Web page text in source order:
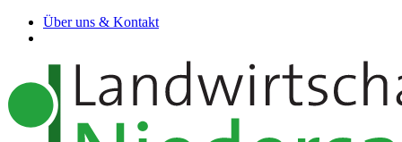
Über uns & Kontakt